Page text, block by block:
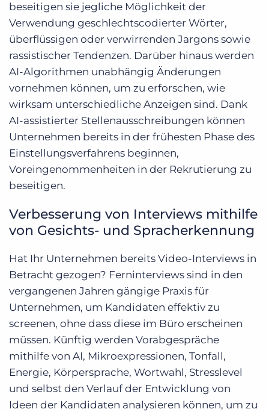
beseitigen sie jegliche Möglichkeit der
Verwendung geschlechtscodierter Wörter,
überflüssigen oder verwirrenden Jargons sowie
rassistischer Tendenzen. Darüber hinaus werden
AI-Algorithmen unabhängig Änderungen
vornehmen können, um zu erforschen, wie
wirksam unterschiedliche Anzeigen sind. Dank
AI-assistierter Stellenausschreibungen können
Unternehmen bereits in der frühesten Phase des
Einstellungsverfahrens beginnen,
Voreingenommenheiten in der Rekrutierung zu
beseitigen.
Verbesserung von Interviews mithilfe
von Gesichts- und Spracherkennung
Hat Ihr Unternehmen bereits Video-Interviews in
Betracht gezogen? Ferninterviews sind in den
vergangenen Jahren gängige Praxis für
Unternehmen, um Kandidaten effektiv zu
screenen, ohne dass diese im Büro erscheinen
müssen. Künftig werden Vorabgespräche
mithilfe von AI, Mikroexpressionen, Tonfall,
Energie, Körpersprache, Wortwahl, Stresslevel
und selbst den Verlauf der Entwicklung von
Ideen der Kandidaten analysieren können, um zu